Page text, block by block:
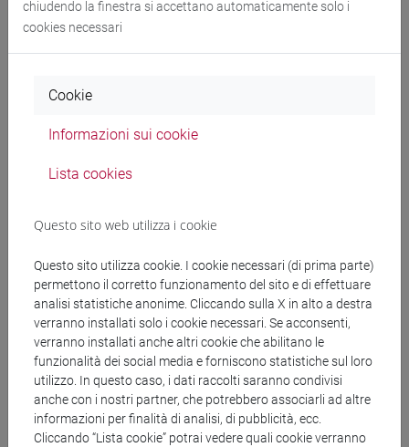
(NRRP) – MISS 4 COMP 2, INV 1.1 – CUP N.
H53D23009850001, TD MEPA n. 5749353 CIG:
Documenti collegati al
Decreto MDPI TD n. 5749353_PDFA.pdf
copertina.pdf
Banca Dati Nazionale dei Contratti Pubblici
Torna all'elenco dei bandi
chiudendo la finestra si accettano automaticamente solo i
cookies necessari
Cookie
Informazioni sui cookie
Lista cookies
Questo sito web utilizza i cookie
Questo sito utilizza cookie. I cookie necessari (di prima parte)
permettono il corretto funzionamento del sito e di effettuare
analisi statistiche anonime. Cliccando sulla X in alto a destra
verranno installati solo i cookie necessari. Se acconsenti,
verranno installati anche altri cookie che abilitano le
funzionalità dei social media e forniscono statistiche sul loro
utilizzo. In questo caso, i dati raccolti saranno condivisi
anche con i nostri partner, che potrebbero associarli ad altre
informazioni per finalità di analisi, di pubblicità, ecc.
Cliccando “Lista cookie” potrai vedere quali cookie verranno